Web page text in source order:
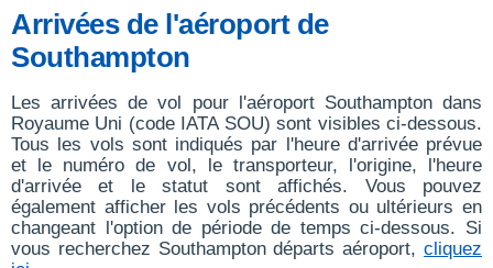
Arrivées de l'aéroport de
Southampton
Les arrivées de vol pour l'aéroport Southampton dans
Royaume Uni (code IATA SOU) sont visibles ci-dessous.
Tous les vols sont indiqués par l'heure d'arrivée prévue
et le numéro de vol, le transporteur, l'origine, l'heure
d'arrivée et le statut sont affichés. Vous pouvez
également afficher les vols précédents ou ultérieurs en
changeant l'option de période de temps ci-dessous. Si
vous recherchez Southampton départs aéroport, cliquez